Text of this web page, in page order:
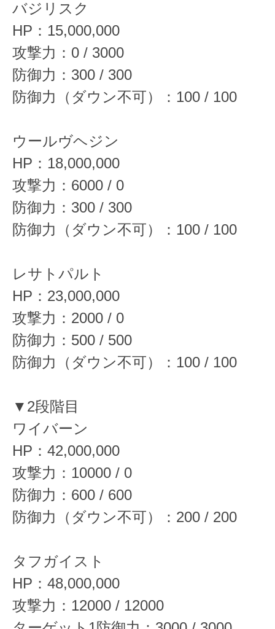
バジリスク
HP：15,000,000
攻撃力：0 / 3000
防御力：300 / 300
防御力（ダウン不可）：100 / 100
ウールヴヘジン
HP：18,000,000
攻撃力：6000 / 0
防御力：300 / 300
防御力（ダウン不可）：100 / 100
レサトパルト
HP：23,000,000
攻撃力：2000 / 0
防御力：500 / 500
防御力（ダウン不可）：100 / 100
▼2段階目
ワイバーン
HP：42,000,000
攻撃力：10000 / 0
防御力：600 / 600
防御力（ダウン不可）：200 / 200
タフガイスト
HP：48,000,000
攻撃力：12000 / 12000